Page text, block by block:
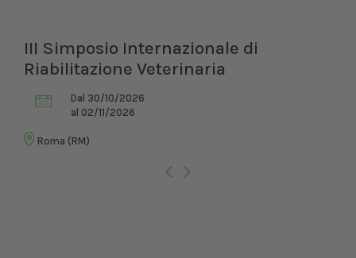
III Simposio Internazionale di
Riabilitazione Veterinaria
Dal 30/10/2026
al 02/11/2026
Roma (RM)